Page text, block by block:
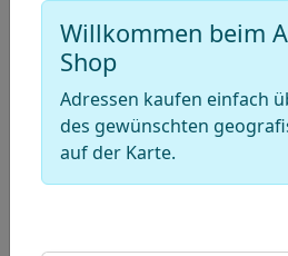
polygon
Draw
rectangle
Draw
circle
Edit
layers
Delete
layers
Willkommen beim
Shop
Adressen kaufen einfach
des gewünschten
auf der Karte.